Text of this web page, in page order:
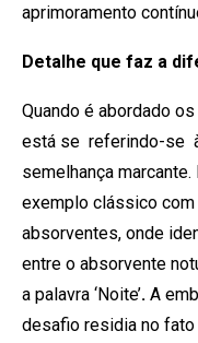
aprimoramento
Detalhe que faz a
Quando é abordado
está se referindo-se
semelhança
exemplo clássico
absorventes, onde
entre o absorvente
a palavra ‘Noite’. A
desafio residia no